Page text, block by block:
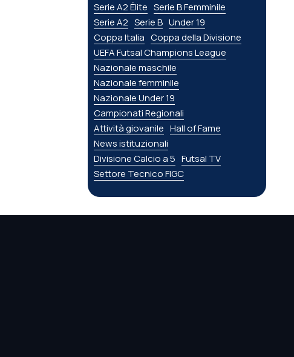
Serie A2 Élite Serie B Femminile
Serie A2 Serie B Under 19
Coppa Italia Coppa della Divisione
UEFA Futsal Champions League
Nazionale maschile
Nazionale femminile
Nazionale Under 19
Campionati Regionali
Attività giovanile Hall of Fame
News istituzionali
Divisione Calcio a 5 Futsal TV
Settore Tecnico FIGC